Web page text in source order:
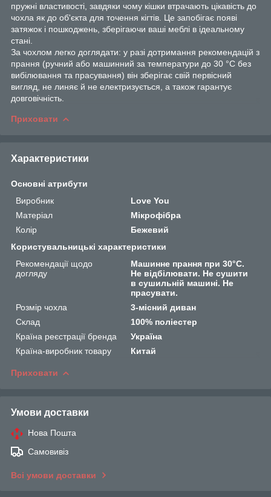
пружні властивості, завдяки чому кішки втрачають цікавість до
чохла як до об'єкта для точення кігтів. Це запобігає появі
затяжок і пошкоджень, зберігаючи ваші меблі в ідеальному
стані.
За чохлом легко доглядати: у разі дотримання рекомендацій з
прання (ручний або машинний за температури до 30 °C без
вибілювання та прасування) він зберігає свій первісний
вигляд, не линяє й не електризується, а також гарантує
довговічність.
Приховати
Характеристики
Основні атрибути
Виробник
Love You
Матеріал
Мікрофібра
Колір
Бежевий
Користувальницькі характеристики
Рекомендації щодо
догляду
Машинне прання при 30°C.
Не відбілювати. Не сушити
в сушильній машині. Не
прасувати.
Розмір чохла
3-місний диван
Склад
100% поліестер
Країна реєстрації бренда
Україна
Країна-виробник товару
Китай
Приховати
Умови доставки
Нова Пошта
Самовивіз
Всі умови доставки